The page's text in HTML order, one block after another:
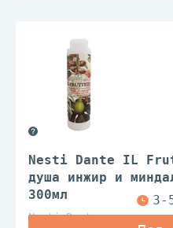
Nesti Dante IL
душа инжир и
300мл
Nesti Dante